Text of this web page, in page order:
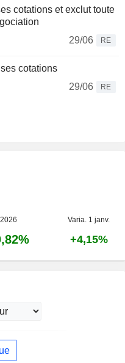
cotations et exclut toute
29/06
RE
cotations
29/06
RE
Varia. 1 janv.
+4,15%